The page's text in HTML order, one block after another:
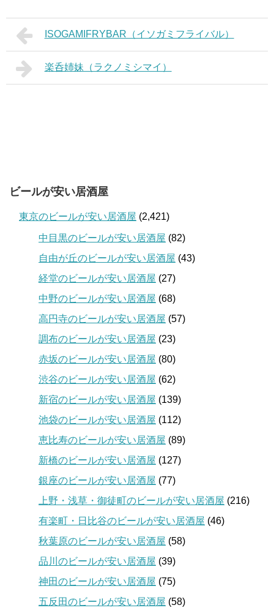
ISOGAMIFRYBAR（イソガミフライバル）
楽呑姉妹（ラクノミシマイ）
ビールが安い居酒屋
東京のビールが安い居酒屋 (2,421)
中目黒のビールが安い居酒屋 (82)
自由が丘のビールが安い居酒屋 (43)
経堂のビールが安い居酒屋 (27)
中野のビールが安い居酒屋 (68)
高円寺のビールが安い居酒屋 (57)
調布のビールが安い居酒屋 (23)
赤坂のビールが安い居酒屋 (80)
渋谷のビールが安い居酒屋 (62)
新宿のビールが安い居酒屋 (139)
池袋のビールが安い居酒屋 (112)
恵比寿のビールが安い居酒屋 (89)
新橋のビールが安い居酒屋 (127)
銀座のビールが安い居酒屋 (77)
上野・浅草・御徒町のビールが安い居酒屋 (216)
有楽町・日比谷のビールが安い居酒屋 (46)
秋葉原のビールが安い居酒屋 (58)
品川のビールが安い居酒屋 (39)
神田のビールが安い居酒屋 (75)
五反田のビールが安い居酒屋 (58)